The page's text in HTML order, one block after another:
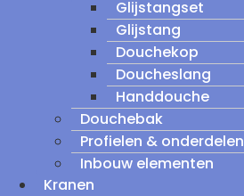
Glijstangset
Glijstang
Douchekop
Doucheslang
Handdouche
Douchebak
Profielen & onderdelen
Inbouw elementen
Kranen